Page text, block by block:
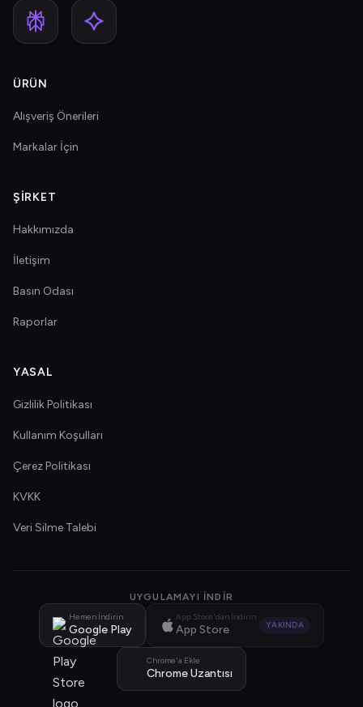
ÜRÜN
Alışveriş Önerileri
Markalar İçin
ŞIRKET
Hakkımızda
İletişim
Basın Odası
Raporlar
YASAL
Gizlilik Politikası
Kullanım Koşulları
Çerez Politikası
KVKK
Veri Silme Talebi
UYGULAMAYI İNDIR
Hemen İndirin
Google Play
App Store'dan İndirin
App Store YAKINDA
Chrome'a Ekle
Chrome Uzantısı